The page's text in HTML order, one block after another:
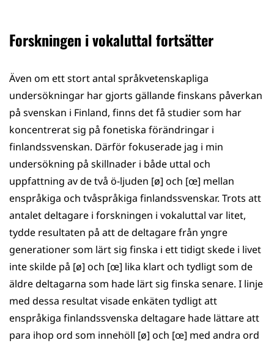
Forskningen i vokaluttal fortsätter
Även om ett stort antal språkvetenskapliga
undersökningar har gjorts gällande finskans påverkan
på svenskan i Finland, finns det få studier som har
koncentrerat sig på fonetiska förändringar i
finlandssvenskan. Därför fokuserade jag i min
undersökning på skillnader i både uttal och
uppfattning av de två ö-ljuden [ø] och [œ] mellan
enspråkiga och tvåspråkiga finlandssvenskar. Trots att
antalet deltagare i forskningen i vokaluttal var litet,
tydde resultaten på att de deltagare från yngre
generationer som lärt sig finska i ett tidigt skede i livet
inte skilde på [ø] och [œ] lika klart och tydligt som de
äldre deltagarna som hade lärt sig finska senare. I linje
med dessa resultat visade enkäten tydligt att
enspråkiga finlandssvenska deltagare hade lättare att
para ihop ord som innehöll [ø] och [œ] med andra ord